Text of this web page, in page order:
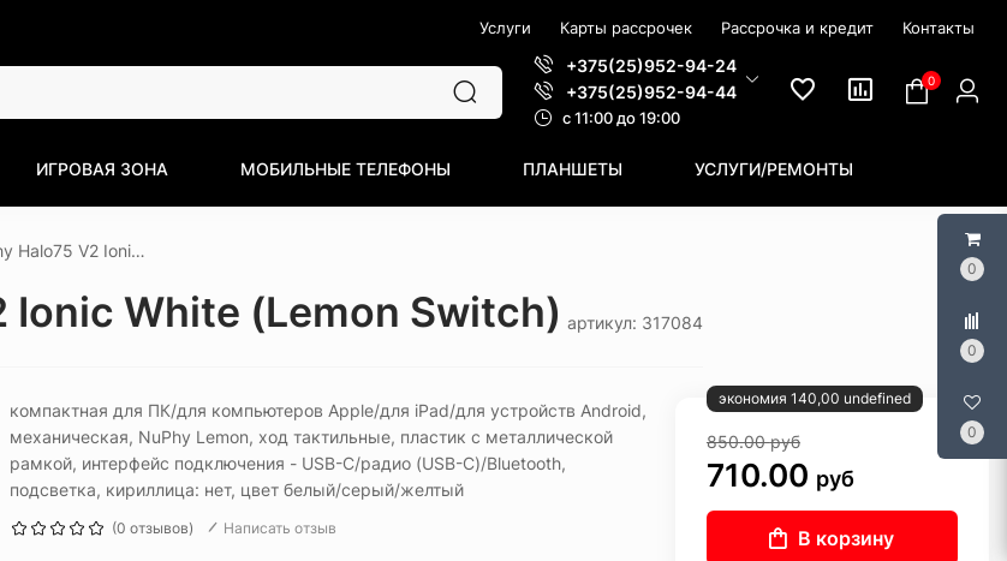
0
0
0
Услуги Карты рассрочек Рассрочка и кредит Контакты
+375(25)952-94-24
+375(25)952-94-44
c 11:00 до 19:00
0
ИГРОВАЯ ЗОНА МОБИЛЬНЫЕ ТЕЛЕФОНЫ ПЛАНШЕТЫ УСЛУГИ/РЕМОНТЫ
Клавиатура NuPhy Halo75 V2 Ionic White (Lemon Switch)
Ionic White (Lemon Switch) артикул: 317084
компактная для ПК/для компьютеров Apple/для iPad/для устройств Android,
механическая, NuPhy Lemon, ход тактильные, пластик с металлической
рамкой, интерфейс подключения - USB-C/радио (USB-C)/Bluetooth,
подсветка, кириллица: нет, цвет белый/серый/желтый
(0 отзывов) Написать отзыв
экономия 140,00 undefined
850.00руб
710.00 руб
В корзину